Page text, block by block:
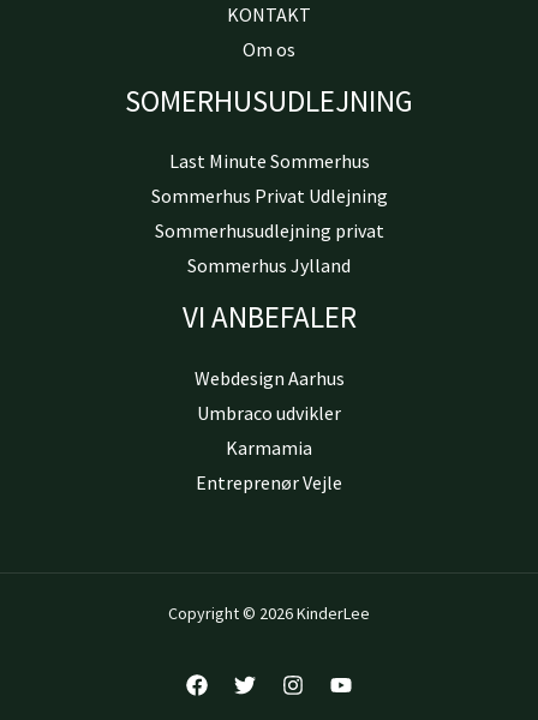
KONTAKT
Om os
SOMERHUSUDLEJNING
Last Minute Sommerhus
Sommerhus Privat Udlejning
Sommerhusudlejning privat
Sommerhus Jylland
VI ANBEFALER
Webdesign Aarhus
Umbraco udvikler
Karmamia
Entreprenør Vejle
Copyright © 2026 KinderLee